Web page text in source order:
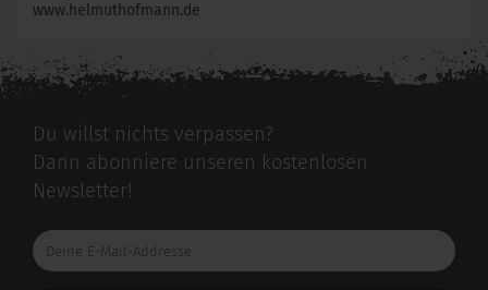
www.helmuthofmann.de
Du willst nichts verpassen?
Dann abonniere unseren kostenlosen
Newsletter!
Deine
E-